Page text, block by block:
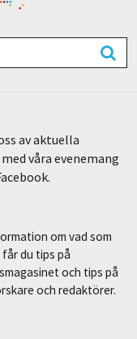
av aktuella
våra evenemang
om vad som
du tips på
och tips på
och redaktörer.